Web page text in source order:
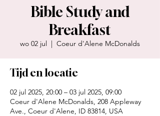
Bible Study and
Breakfast
wo 02 jul
  |
Coeur d'Alene McDonalds
Tijd en locatie
02 jul 2025, 20:00 – 03 jul 2025, 09:00
Coeur d'Alene McDonalds, 208 Appleway
Ave., Coeur d'Alene, ID 83814, USA